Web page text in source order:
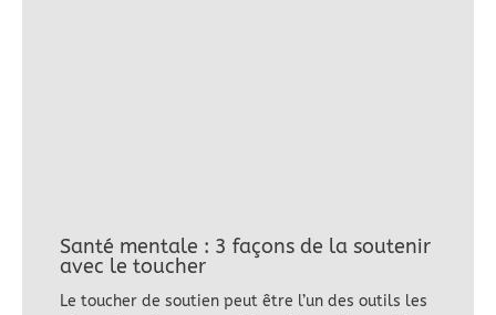
Santé mentale : 3 façons de la soutenir
avec le toucher
Le toucher de soutien peut être l’un des outils les